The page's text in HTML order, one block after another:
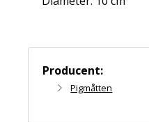
Producent:
Pigmåtten